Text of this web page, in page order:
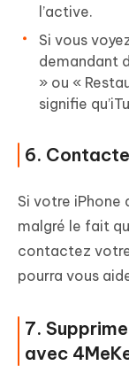
l’active.
Si vous
demandant
» ou «
signifie
6.
Si votre iPhone
malgré le fait
contactez
pourra vous
7.
avec